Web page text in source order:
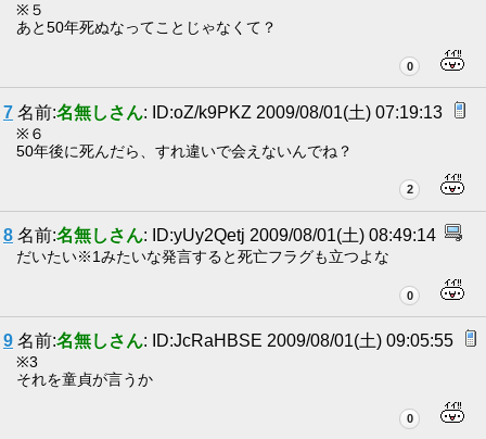
※５
あと50年死ぬなってことじゃなくて？
0
7 名前:名無しさん: ID:oZ/k9PKZ 2009/08/01(土) 07:19:13
※６
50年後に死んだら、すれ違いで会えないんでね？
2
8 名前:名無しさん: ID:yUy2Qetj 2009/08/01(土) 08:49:14
だいたい※1みたいな発言すると死亡フラグも立つよな
0
9 名前:名無しさん: ID:JcRaHBSE 2009/08/01(土) 09:05:55
※3
それを童貞が言うか
0